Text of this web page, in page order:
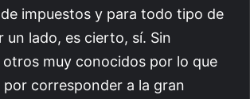
impuestos y para todo tipo de
un lado, es cierto, sí. Sin
muy conocidos por lo que
corresponder a la gran